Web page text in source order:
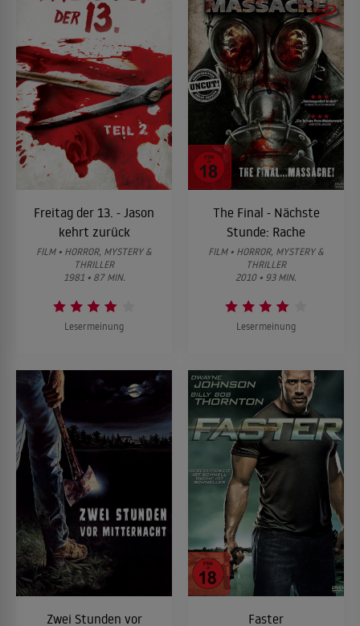
Freitag der 13. - Jason
kehrt zurück
FILM • HORROR, MYSTERY &
THRILLER
1981 • 87 MIN.
Lesermeinung
The Final - Nächste
Stunde: Rache
FILM • HORROR, MYSTERY &
THRILLER
2010 • 93 MIN.
Lesermeinung
Zwei Stunden vor Faster